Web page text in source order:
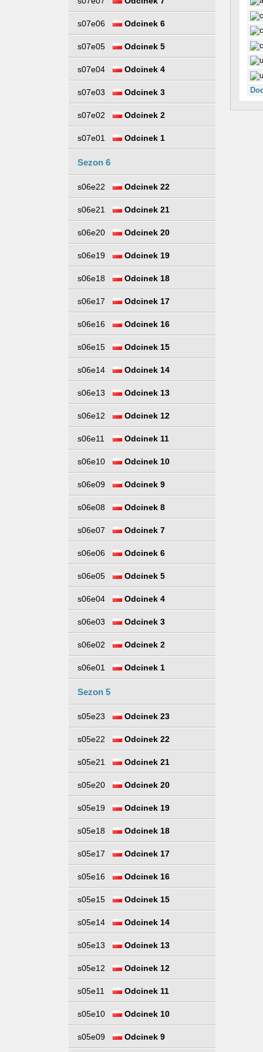
s07e06 Odcinek 6
s07e05 Odcinek 5
s07e04 Odcinek 4
s07e03 Odcinek 3
s07e02 Odcinek 2
s07e01 Odcinek 1
Sezon 6
s06e22 Odcinek 22
s06e21 Odcinek 21
s06e20 Odcinek 20
s06e19 Odcinek 19
s06e18 Odcinek 18
s06e17 Odcinek 17
s06e16 Odcinek 16
s06e15 Odcinek 15
s06e14 Odcinek 14
s06e13 Odcinek 13
s06e12 Odcinek 12
s06e11 Odcinek 11
s06e10 Odcinek 10
s06e09 Odcinek 9
s06e08 Odcinek 8
s06e07 Odcinek 7
s06e06 Odcinek 6
s06e05 Odcinek 5
s06e04 Odcinek 4
s06e03 Odcinek 3
s06e02 Odcinek 2
s06e01 Odcinek 1
Sezon 5
s05e23 Odcinek 23
s05e22 Odcinek 22
s05e21 Odcinek 21
s05e20 Odcinek 20
s05e19 Odcinek 19
s05e18 Odcinek 18
s05e17 Odcinek 17
s05e16 Odcinek 16
s05e15 Odcinek 15
s05e14 Odcinek 14
s05e13 Odcinek 13
s05e12 Odcinek 12
s05e11 Odcinek 11
s05e10 Odcinek 10
s05e09 Odcinek 9